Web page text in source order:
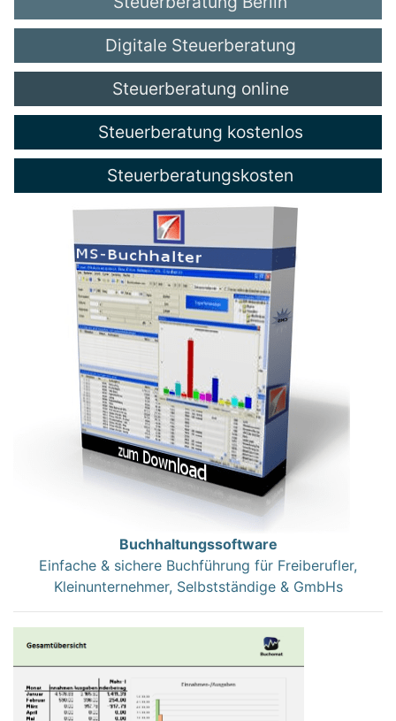
Digitale Steuerberatung
Steuerberatung online
Steuerberatung kostenlos
Steuerberatungskosten
Buchhaltungssoftware
Einfache & sichere Buchführung für Freiberufler,
Kleinunternehmer, Selbstständige & GmbHs